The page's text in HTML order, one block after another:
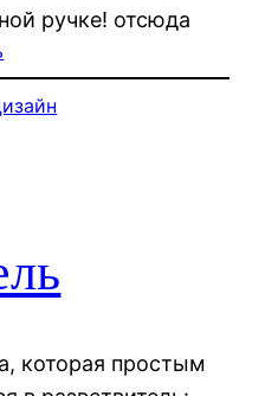
ручке! отсюда
которая простым